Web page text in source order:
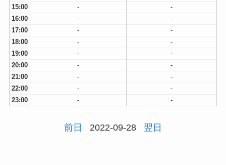
15:00
-
-
16:00
-
-
17:00
-
-
18:00
-
-
19:00
-
-
20:00
-
-
21:00
-
-
22:00
-
-
23:00
- -
前日 2022-09-28 翌日